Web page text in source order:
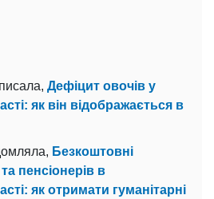
Дефіцит овочів у
як він відображається в
Безкоштовні
пенсіонерів в
як отримати гуманітарні